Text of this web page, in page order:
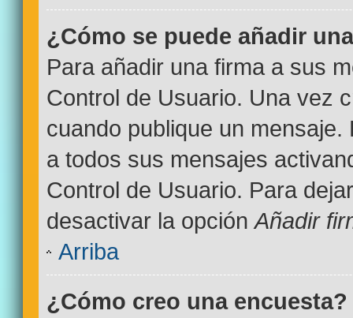
¿Cómo se puede añadir
Para añadir una firma a sus
Control de Usuario. Una vez
cuando publique un
a todos sus mensajes
Control de Usuario. Para
desactivar la opciónAñadir
Arriba
¿Cómo creo una encuesta?